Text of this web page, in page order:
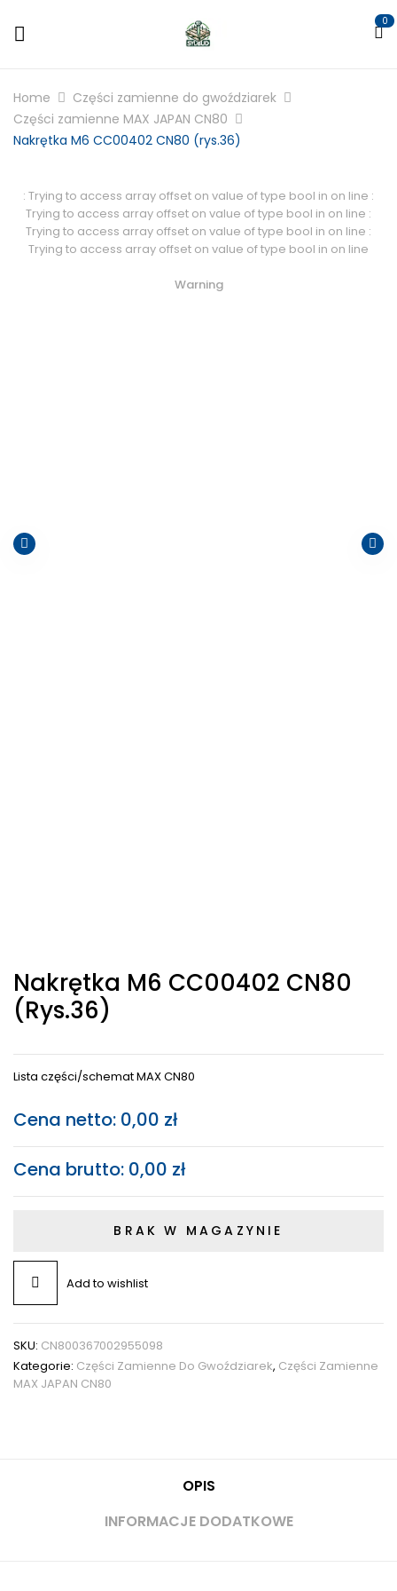
0
Home
Części zamienne do gwoździarek
Części zamienne MAX JAPAN CN80
Nakrętka M6 CC00402 CN80 (rys.36)
: Trying to access array offset on value of type bool in on line :
Trying to access array offset on value of type bool in on line :
Trying to access array offset on value of type bool in on line :
Trying to access array offset on value of type bool in on line
Warning
Nakrętka M6 CC00402 CN80
(rys.36)
Lista części/schemat MAX CN80
Cena netto: 0,00 zł
Cena brutto: 0,00 zł
BRAK W MAGAZYNIE
Add to wishlist
SKU: CN800367002955098
Kategorie: Części Zamienne Do Gwoździarek, Części Zamienne
MAX JAPAN CN80
OPIS
INFORMACJE DODATKOWE